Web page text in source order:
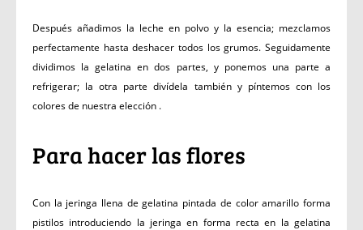
Después añadimos la leche en polvo y la esencia; mezclamos
perfectamente hasta deshacer todos los grumos. Seguidamente
dividimos la gelatina en dos partes, y ponemos una parte a
refrigerar; la otra parte divídela también y píntemos con los
colores de nuestra elección .
Para hacer las flores
Con la jeringa llena de gelatina pintada de color amarillo forma
pistilos introduciendo la jeringa en forma recta en la gelatina